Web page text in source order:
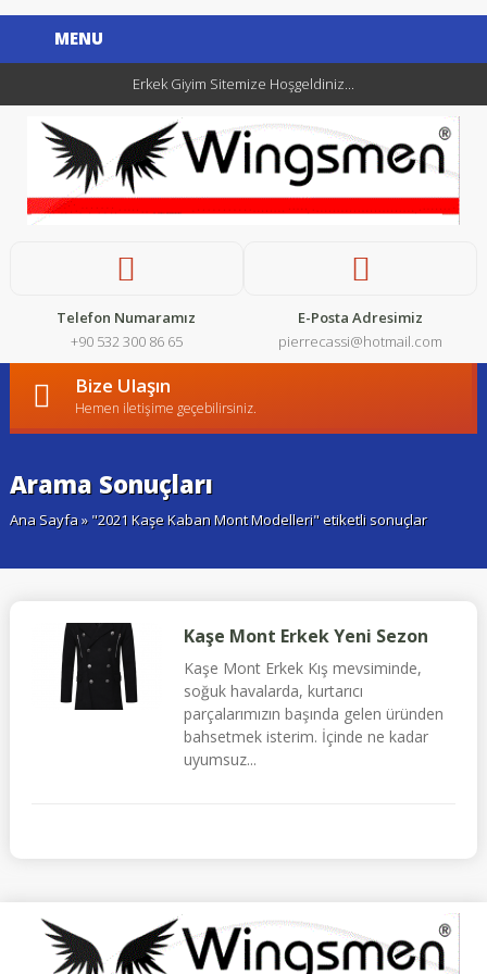
MENU
Erkek Giyim Sitemize Hoşgeldiniz...
Telefon Numaramız
+90 532 300 86 65
E-Posta Adresimiz
pierrecassi@hotmail.com
Bize Ulaşın
Hemen iletişime geçebilirsiniz.
Arama Sonuçları
Ana Sayfa» "2021 Kaşe Kaban Mont Modelleri" etiketli sonuçlar
Kaşe Mont Erkek Yeni Sezon
Kaşe Mont Erkek Kış mevsiminde,
soğuk havalarda, kurtarıcı
parçalarımızın başında gelen üründen
bahsetmek isterim. İçinde ne kadar
uyumsuz...